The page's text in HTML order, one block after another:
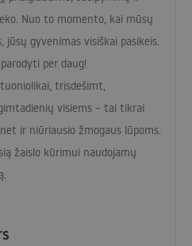
Nuo to momento, kai mūsų
jūsų gyvenimas visiškai pasikeis.
per daug!
trisdešimt,
visiems – tai tikrai
ir niūriausio žmogaus lūpoms.
žaislo kūrimui naudojamų